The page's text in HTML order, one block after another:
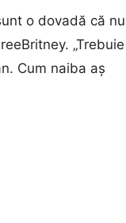
o dovadă că nu
„Trebuie
Cum naiba aș